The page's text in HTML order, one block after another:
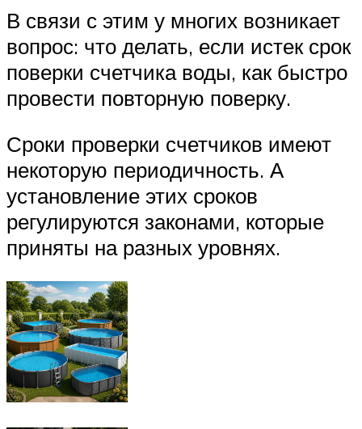
В связи с этим у многих возникает
вопрос: что делать, если истек срок
поверки счетчика воды, как быстро
провести повторную поверку.
Сроки проверки счетчиков имеют
некоторую периодичность. А
установление этих сроков
регулируются законами, которые
приняты на разных уровнях.